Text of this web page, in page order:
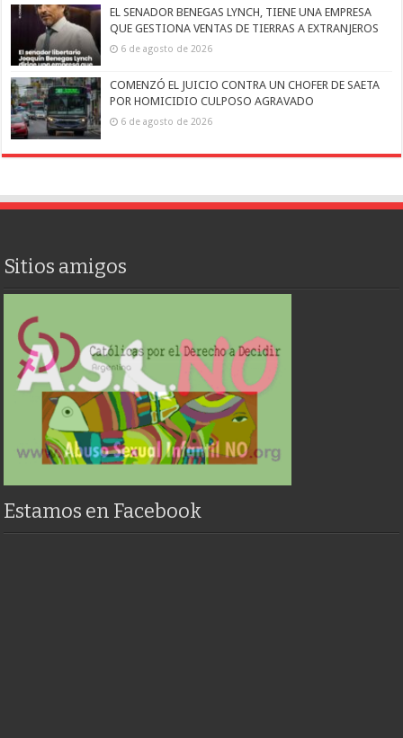
EL SENADOR BENEGAS LYNCH, TIENE UNA EMPRESA
QUE GESTIONA VENTAS DE TIERRAS A EXTRANJEROS
6 de agosto de 2026
COMENZÓ EL JUICIO CONTRA UN CHOFER DE SAETA
POR HOMICIDIO CULPOSO AGRAVADO
6 de agosto de 2026
Sitios amigos
Estamos en Facebook